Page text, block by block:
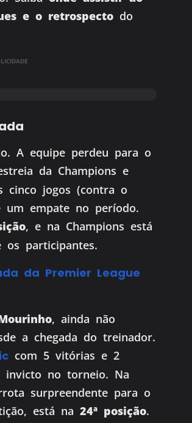
e o retrospecto do
A equipe perdeu para o
da Champions e
cinco jogos (contra o
um empate no período.
, e na Champions está
os participantes.
da Premier League
, ainda não
a chegada do treinador.
com 5 vitórias e 2
invicto no torneio. Na
surpreendente para o
está na 24ª posição.